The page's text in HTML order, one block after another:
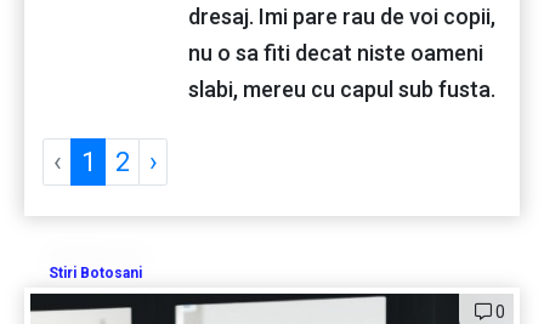
dresaj. Imi pare rau de voi copii,
nu o sa fiti decat niste oameni
slabi, mereu cu capul sub fusta.
‹ 1 2 ›
Stiri Botosani
0